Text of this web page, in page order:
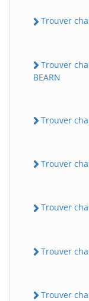
Trouver
Trouver
BEARN
Trouver
Trouver
Trouver
Trouver
Trouver